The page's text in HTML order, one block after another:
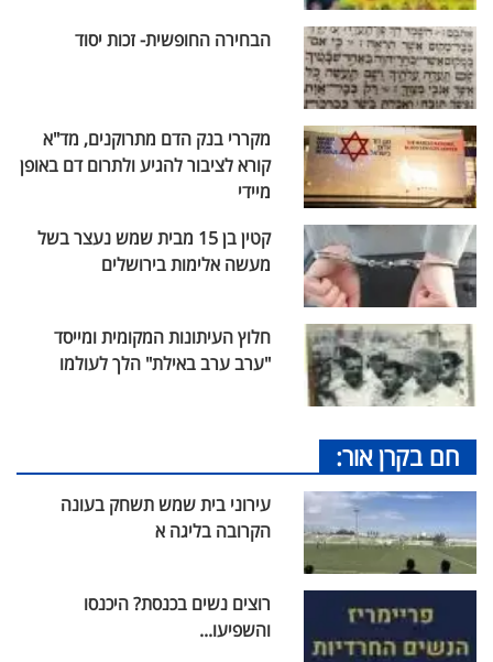
הבחירה החופשית- זכות יסוד
מקררי בנק הדם מתרוקנים, מד"א
קורא לציבור להגיע ולתרום דם באופן
מיידי
קטין בן 15 מבית שמש נעצר בשל
מעשה אלימות בירושלים
חלוץ העיתונות המקומית ומייסד
"ערב ערב באילת" הלך לעולמו
חם בקרן אור:
עירוני בית שמש תשחק בעונה
הקרובה בליגה א
רוצים נשים בכנסת? היכנסו
והשפיעו...